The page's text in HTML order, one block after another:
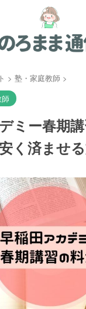
> 塾・家庭教師 >
ミー春期
く済ませる